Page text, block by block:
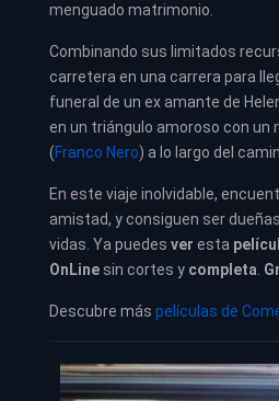
menguado matrimonio.
Combinando sus limitados
carretera en una carrera para
funeral de un ex amante de
en un triángulo amoroso con un
(Franco Nero) a lo largo del
En este viaje inolvidable,
amistad, y consiguen ser
vidas. Ya puedes ver esta
OnLine sin cortes y completa
Descubre más películas de